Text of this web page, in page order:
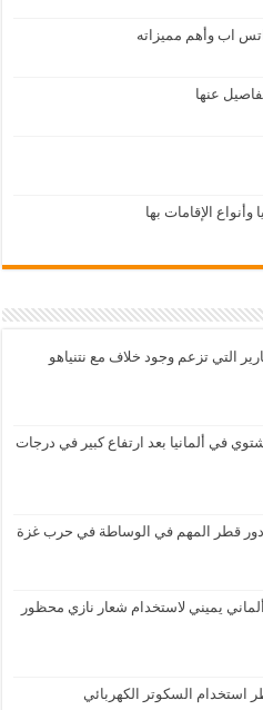
اب وأهم مميزاته
الإقامات بها
التي تزعم وجود خلاف مع نتنياهو
في ألمانيا بعد ارتفاع كبير في درجات
دور قطر المهم في الوساطة في حرب غزة
يميني لاستخدام شعار نازي محظور
استخدام السكوتر الكهربائي